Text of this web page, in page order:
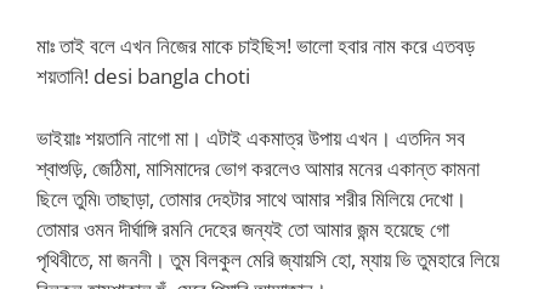
মাঃ তাই বলে এখন নিজের মাকে চাইছিস! ভালো হবার নাম করে এতবড়
শয়তানি! desi bangla choti
ভাইয়াঃ শয়তানি নাগো মা। এটাই একমাত্র উপায় এখন। এতদিন সব
শ্বাশুড়ি, জেঠিমা, মাসিমাদের ভোগ করলেও আমার মনের একান্ত কামনা
ছিলে তুমি৷ তাছাড়া, তোমার দেহটার সাথে আমার শরীর মিলিয়ে দেখো।
তোমার ওমন দীর্ঘাঙ্গি রমনি দেহের জন্যই তো আমার জন্ম হয়েছে গো
পৃথিবীতে, মা জননী। তুম বিলকুল মেরি জ্যায়সি হো, ম্যায় ভি তুমহারে লিয়ে